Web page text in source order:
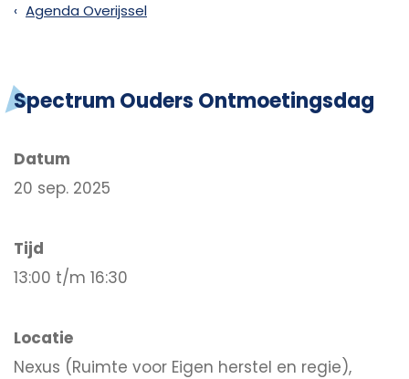
Agenda Overijssel
Spectrum Ouders Ontmoetingsdag
Datum
20 sep. 2025
Tijd
13:00 t/m 16:30
Locatie
Nexus (Ruimte voor Eigen herstel en regie),